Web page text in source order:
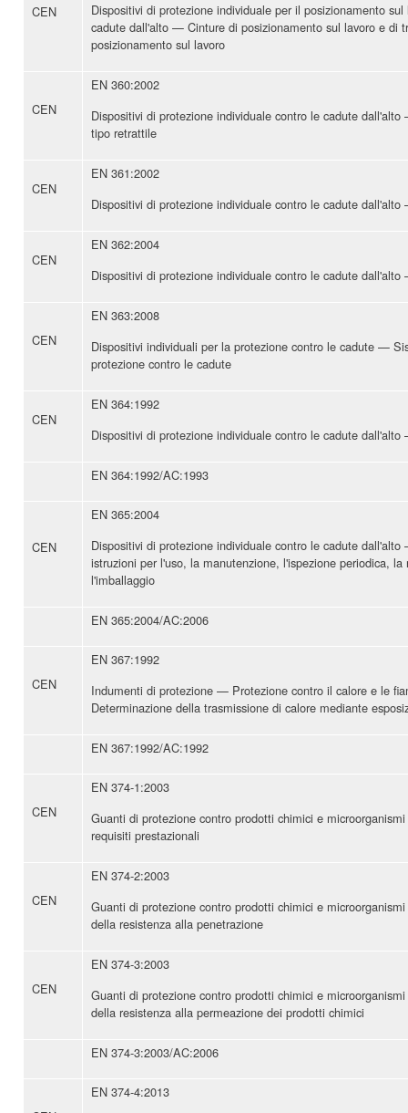
CEN
Dispositivi di protezione individuale per il posizionamento
cadute dall'alto — Cinture di posizionamento sul lavoro e di
posizionamento sul lavoro
CEN
EN 360:2002
Dispositivi di protezione individuale contro le cadute
tipo retrattile
CEN
EN 361:2002
Dispositivi di protezione individuale contro le cadute
CEN
EN 362:2004
Dispositivi di protezione individuale contro le cadute
CEN
EN 363:2008
Dispositivi individuali per la protezione contro le cadute —
protezione contro le cadute
CEN
EN 364:1992
Dispositivi di protezione individuale contro le cadute
EN 364:1992/AC:1993
CEN
EN 365:2004
Dispositivi di protezione individuale contro le cadute
istruzioni per l'uso, la manutenzione, l'ispezione periodica,
l'imballaggio
EN 365:2004/AC:2006
CEN
EN 367:1992
Indumenti di protezione — Protezione contro il calore e le
Determinazione della trasmissione di calore mediante
EN 367:1992/AC:1992
CEN
EN 374-1:2003
Guanti di protezione contro prodotti chimici e
requisiti prestazionali
CEN
EN 374-2:2003
Guanti di protezione contro prodotti chimici e
della resistenza alla penetrazione
CEN
EN 374-3:2003
Guanti di protezione contro prodotti chimici e
della resistenza alla permeazione dei prodotti chimici
EN 374-3:2003/AC:2006
EN 374-4:2013